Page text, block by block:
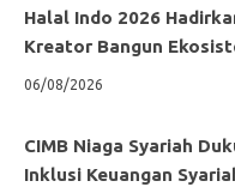
Halal Indo 2026
Kreator Bangun
06/08/2026
CIMB Niaga Syariah
Inklusi Keuangan